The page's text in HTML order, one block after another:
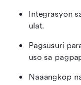
Integrasyon
ulat.
Pagsusuri
uso sa
Naaangkop